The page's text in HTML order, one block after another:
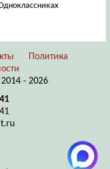
Политика
- 2026